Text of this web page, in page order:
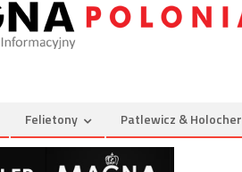
Felietony Patlewicz & Holocher